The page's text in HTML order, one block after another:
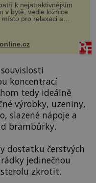
k nejatraktivnějším
v bytě, vedle ložnice
pro relaxaci a
textil –
a koberečky –
mávnutím kouzelného
koncentrací
tedy ideálně
výrobky, uzeniny,
slazené nápoje a
brambůrky.
dostatku čerstvých
jedinečnou
zkrotit.